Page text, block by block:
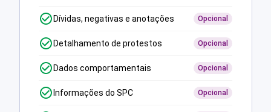
Dívidas, negativas e anotações Opcional
Detalhamento de protestos Opcional
Dados comportamentais Opcional
Informações do SPC Opcional